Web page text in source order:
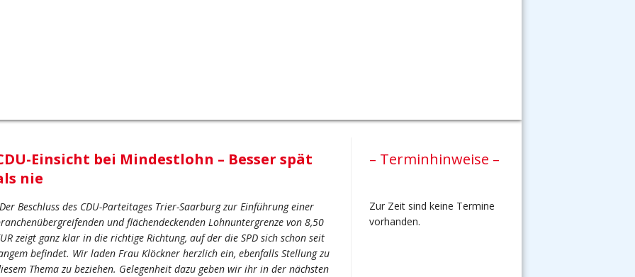
Einsicht bei Mindestlohn – Besser spät
nie
Beschluss des CDU-Parteitages Trier-Saarburg zur Einführung einer
und flächendeckenden Lohnuntergrenze von 8,50
zeigt ganz klar in die richtige Richtung, auf der die SPD sich schon seit
befindet. Wir laden Frau Klöckner herzlich ein, ebenfalls Stellung zu
Thema zu beziehen. Gelegenheit dazu geben wir ihr in der nächsten
– Terminhinweise –
Zur Zeit sind keine Termine
vorhanden.